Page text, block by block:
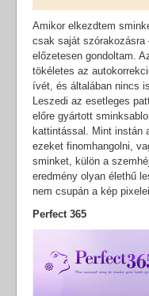
Amikor elkezdtem
csak saját
előzetesen gondoltam.
tökéletes az
ívét, és általában nincs
Leszedi az esetleges
előre gyártott
kattintással. Mint instán
ezeket finomhangolni,
sminket, külön a
eredmény olyan élethű
nem csupán a kép
Perfect 365